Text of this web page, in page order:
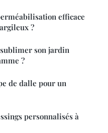
efficace
?
son jardin
?
de dalle pour un
personnalisés à